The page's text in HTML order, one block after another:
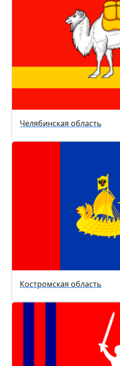
Челябинская область
Костромская область